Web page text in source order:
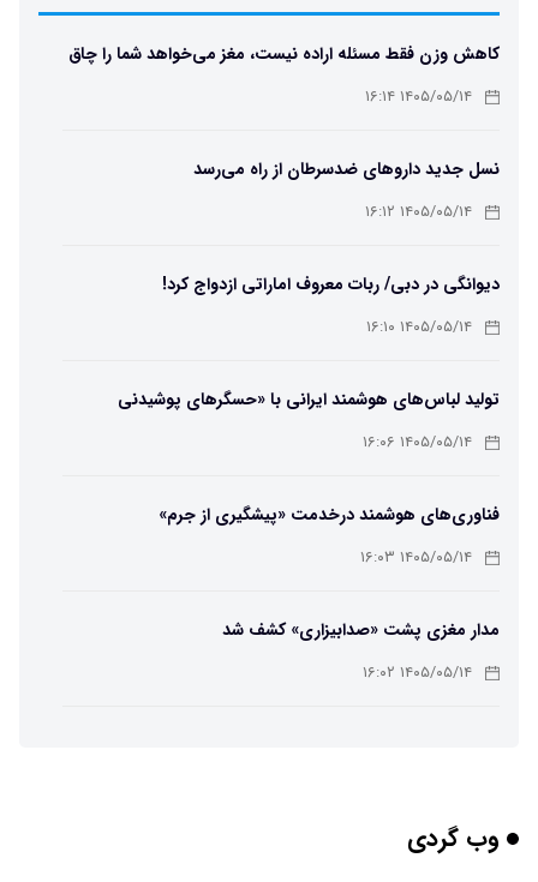
کاهش وزن فقط مسئله اراده نیست، مغز می‌خواهد شما را چاق
نگه دارد۱۴۰۵/۰۵/۱۴ ۱۶:۱۴
نسل جدید داروهای ضدسرطان از راه می‌رسد
۱۴۰۵/۰۵/۱۴ ۱۶:۱۲
دیوانگی در دبی/ ربات معروف اماراتی ازدواج کرد!
۱۴۰۵/۰۵/۱۴ ۱۶:۱۰
تولید لباس‌های هوشمند ایرانی با «حسگرهای پوشیدنی
کریگامی»
۱۴۰۵/۰۵/۱۴ ۱۶:۰۶
فناوری‌های هوشمند درخدمت «پیشگیری از جرم»
۱۴۰۵/۰۵/۱۴ ۱۶:۰۳
مدار مغزی پشت «صدابیزاری» کشف شد
۱۴۰۵/۰۵/۱۴ ۱۶:۰۲
هوش مصنوعی جدید، انسان از آب درآمد!
وب گردی